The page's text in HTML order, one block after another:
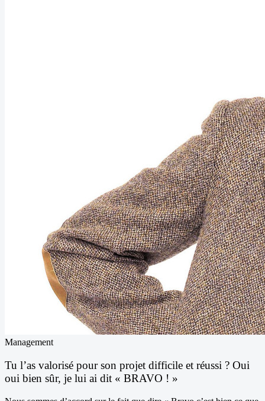
Management
Tu l’as valorisé pour son projet difficile et réussi ? Oui
oui bien sûr, je lui ai dit « BRAVO ! »